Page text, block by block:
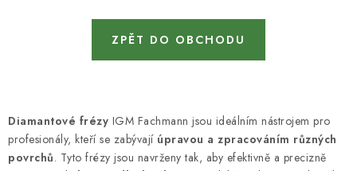
NÁSTROJE PRO OPRACOVÁNÍ KOVU
NÁSTROJE PRO FRÉZOVÁNÍ
ZPĚT DO OBCHODU
Diamantové frézy IGM Fachmann jsou ideálním nástrojem pro
profesionály, kteří se zabývají úpravou a zpracováním různých
povrchů. Tyto frézy jsou navrženy tak, aby efektivně a precizně